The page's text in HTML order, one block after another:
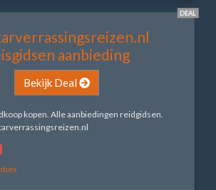
DEAL
aanbieding
Bekijk Deal
kopen. Alle aanbiedingen reidgidsen.